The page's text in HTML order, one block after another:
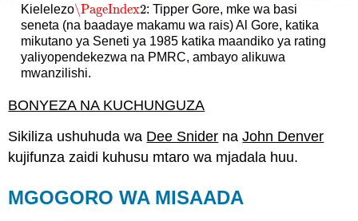
Kielelezo\PageIndex2
\PageIndex2: Tipper Gore, mke wa basi
seneta (na baadaye makamu wa rais) Al Gore, katika
mikutano ya Seneti ya 1985 katika maandiko ya rating
yaliyopendekezwa na PMRC, ambayo alikuwa
mwanzilishi.
BONYEZA NA KUCHUNGUZA
Sikiliza ushuhuda wa Dee Snider naJohn Denver
kujifunza zaidi kuhusu mtaro wa mjadala huu.
MGOGORO WA MISAADA